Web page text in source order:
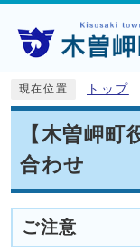
現在位置 トップ
【木曽岬
合わせ
ご注意